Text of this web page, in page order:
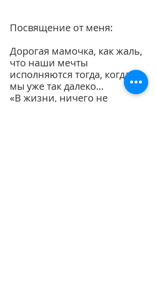
Посвящение от меня:
Дорогая мамочка, как жаль,
что наши мечты
исполняются тогда, когда
мы уже так далеко…
«В жизни, ничего не